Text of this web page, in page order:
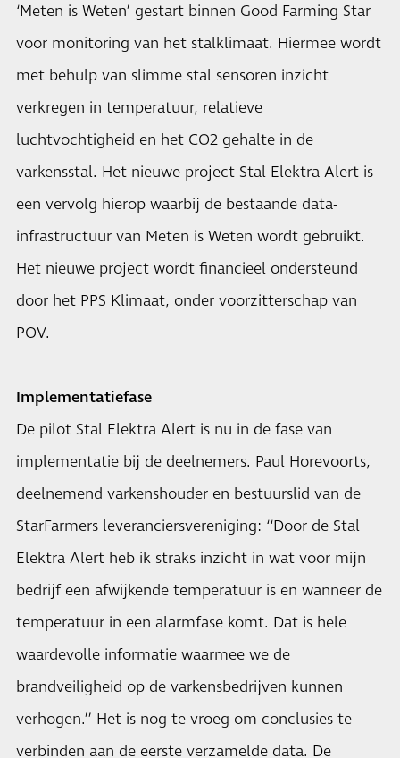
‘Meten is Weten’ gestart binnen Good Farming Star
voor monitoring van het stalklimaat. Hiermee wordt
met behulp van slimme stal sensoren inzicht
verkregen in temperatuur, relatieve
luchtvochtigheid en het CO2 gehalte in de
varkensstal. Het nieuwe project Stal Elektra Alert is
een vervolg hierop waarbij de bestaande data-
infrastructuur van Meten is Weten wordt gebruikt.
Het nieuwe project wordt financieel ondersteund
door het PPS Klimaat, onder voorzitterschap van
POV.
Implementatiefase
De pilot Stal Elektra Alert is nu in de fase van
implementatie bij de deelnemers. Paul Horevoorts,
deelnemend varkenshouder en bestuurslid van de
StarFarmers leveranciersvereniging: ‘‘Door de Stal
Elektra Alert heb ik straks inzicht in wat voor mijn
bedrijf een afwijkende temperatuur is en wanneer de
temperatuur in een alarmfase komt. Dat is hele
waardevolle informatie waarmee we de
brandveiligheid op de varkensbedrijven kunnen
verhogen.’’ Het is nog te vroeg om conclusies te
verbinden aan de eerste verzamelde data. De